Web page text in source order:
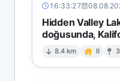
16:33:27
Hidden Valley
doğusunda,
8.4 km II